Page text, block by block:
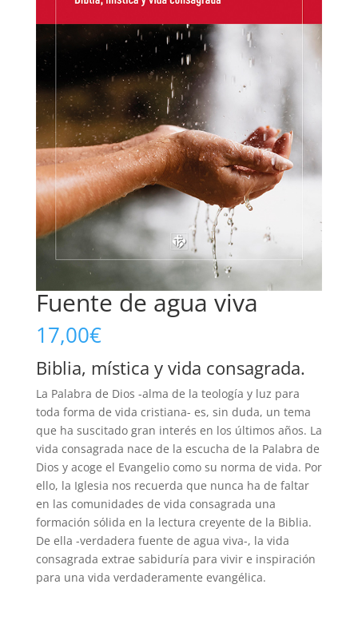
Fuente de agua viva
17,00€
Biblia, mística y vida consagrada.
La Palabra de Dios -alma de la teología y luz para
toda forma de vida cristiana- es, sin duda, un tema
que ha suscitado gran interés en los últimos años. La
vida consagrada nace de la escucha de la Palabra de
Dios y acoge el Evangelio como su norma de vida. Por
ello, la Iglesia nos recuerda que nunca ha de faltar
en las comunidades de vida consagrada una
formación sólida en la lectura creyente de la Biblia.
De ella -verdadera fuente de agua viva-, la vida
consagrada extrae sabiduría para vivir e inspiración
para una vida verdaderamente evangélica.